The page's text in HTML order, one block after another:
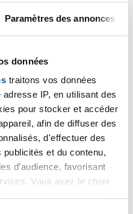
Paramètres des annonces
données
traitons vos données
IP, en utilisant des
pour stocker et accéder
afin de diffuser des
d'effectuer des
et du contenu,
d’audience, favorisant
Vous avez le choix
il possible qu'elle se
après la pose
soudains
de mon père (pour
aucun symptôme
examens, le taux de
GT étaient